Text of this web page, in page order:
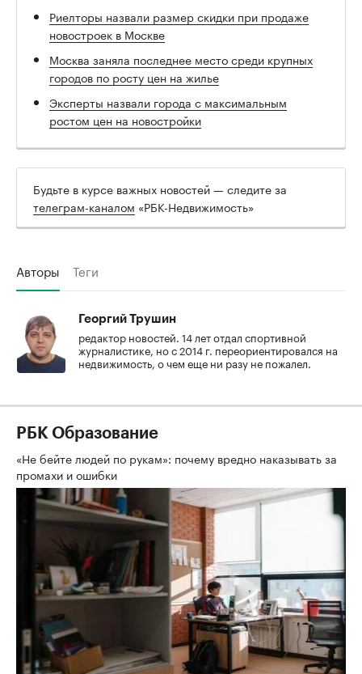
Риелторы назвали размер скидки при продаже
новостроек в Москве
Москва заняла последнее место среди крупных
городов по росту цен на жилье
Эксперты назвали города с максимальным
ростом цен на новостройки
Будьте в курсе важных новостей — следите за
телеграм-каналом «РБК-Недвижимость»
Авторы Теги
Георгий Трушин
редактор новостей. 14 лет отдал спортивной
журналистике, но с 2014 г. переориентировался на
недвижимость, о чем еще ни разу не пожалел.
РБК Образование
«Не бейте людей по рукам»: почему вредно наказывать за
промахи и ошибки